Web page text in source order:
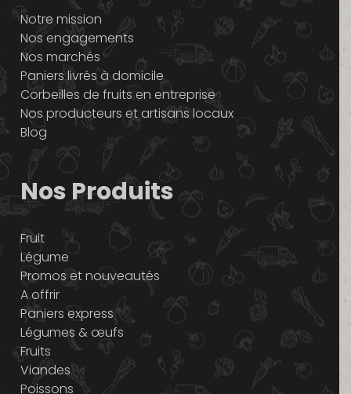
Notre mission
Nos engagements
Nos marchés
Paniers livrés à domicile
Corbeilles de fruits en entreprise
Nos producteurs et artisans locaux
Blog
Nos Produits
Fruit
Légume
Promos et nouveautés
A offrir
Paniers express
Légumes & œufs
Fruits
Viandes
Poissons